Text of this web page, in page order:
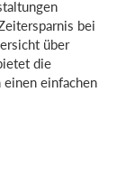
bei
über
die
einfachen